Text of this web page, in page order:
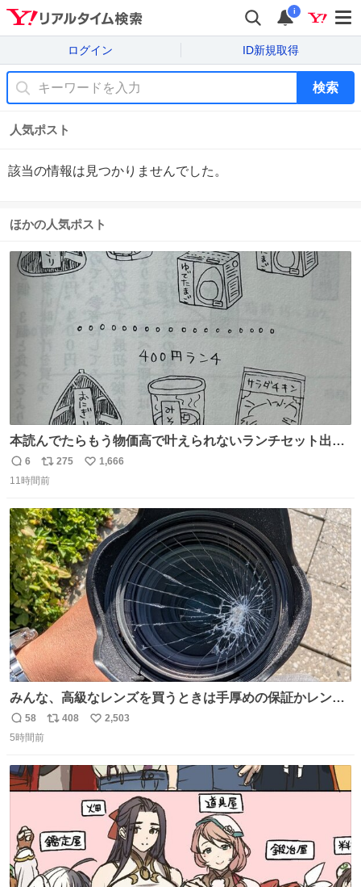
i
ログイン ID新規取得
検索
人気ポスト
該当の情報は見つかりませんでした。
ほかの人気ポスト
本読んでたらもう物価高で叶えられないランチセット出て
きた
返
信
6
リ
ポ
ト
数
275
い
数
1,666
11時間前
みんな、高級なレンズを買うときは手厚めの保証かレンズ
保護フィルターをちゃんと付けておくんだぞ、お兄さんと
返
信
58
リ
ト
数
408
い
数
2,503
5時間前